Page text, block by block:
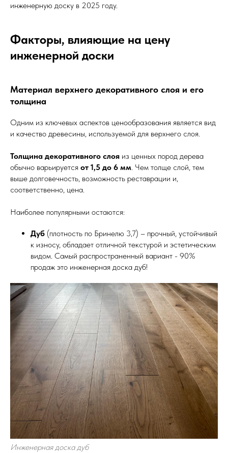
инженерную доску в 2025 году.
Факторы, влияющие на цену
инженерной доски
Материал верхнего декоративного слоя и его
толщина
Одним из ключевых аспектов ценообразования является вид
и качество древесины, используемой для верхнего слоя.
Толщина декоративного слоя из ценных пород дерева
обычно варьируется от 1,5 до 6 мм. Чем толще слой, тем
выше долговечность, возможность реставрации и,
соответственно, цена.
Наиболее популярными остаются:
Дуб (плотность по Бринелю 3,7) – прочный, устойчивый
к износу, обладает отличной текстурой и эстетическим
видом. Самый распространенный вариант - 90%
продаж это инженерная доска дуб!
Инженерная доска дуб